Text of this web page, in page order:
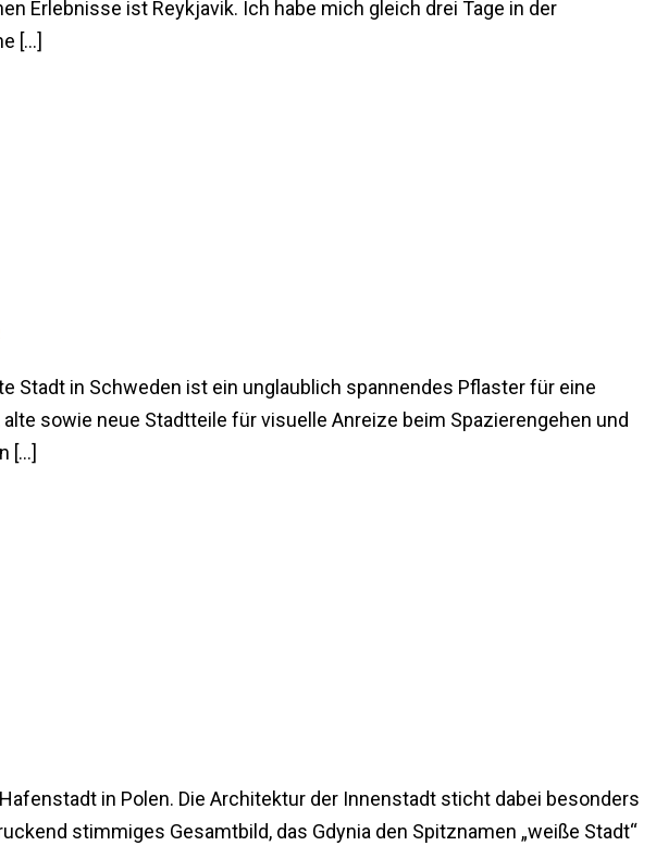
Erlebnisse ist Reykjavik. Ich habe mich gleich drei Tage in der
[…]
Stadt in Schweden ist ein unglaublich spannendes Pflaster für eine
sowie neue Stadtteile für visuelle Anreize beim Spazierengehen und
[…]
in Polen. Die Architektur der Innenstadt sticht dabei besonders
stimmiges Gesamtbild, das Gdynia den Spitznamen „weiße Stadt“